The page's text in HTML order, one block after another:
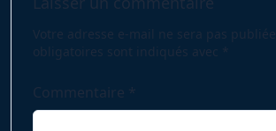
Votre adresse e-mail ne sera pas publiée.
obligatoires sont indiqués avec *
Commentaire *